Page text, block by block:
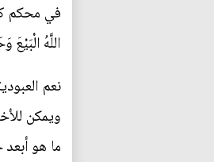
في محكم
اللَّهُ
نعم
ويمكن
ما هو